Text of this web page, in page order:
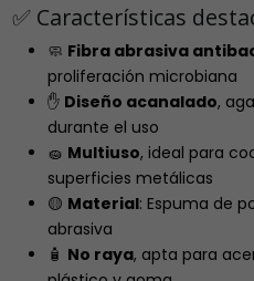
✅ Características
🧼 Fibra abrasiva
proliferación microbiana
✋ Diseño acanalado,
durante el uso
🧽 Multiuso, ideal para
superficies metálicas
🟡 Material: Espuma de
abrasiva
🧴 No raya, apta para